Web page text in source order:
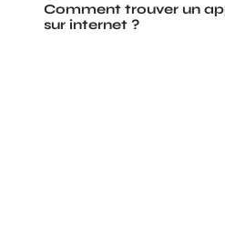
Comment trouver un
sur internet ?